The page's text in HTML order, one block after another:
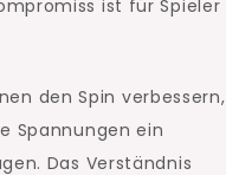
ist für Spieler
den Spin verbessern,
Spannungen ein
Das Verständnis